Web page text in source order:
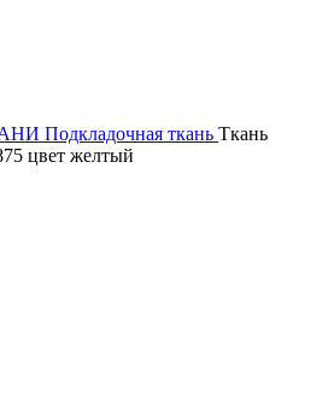
Подкладочная ткань Ткань
цвет желтый